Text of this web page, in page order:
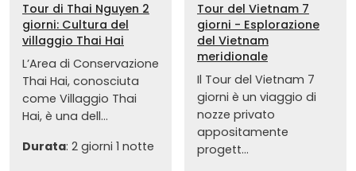
Tour di Thai Nguyen 2
giorni: Cultura del
villaggio Thai Hai
L’Area di Conservazione
Thai Hai, conosciuta
come Villaggio Thai
Hai, è una dell...
Durata: 2 giorni 1 notte
Tour del Vietnam 7
giorni - Esplorazione
del Vietnam
meridionale
Il Tour del Vietnam 7
giorni è un viaggio di
nozze privato
appositamente
progett...